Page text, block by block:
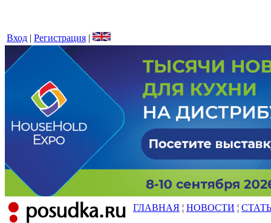
Вход | Регистрация |
ГЛАВНАЯ ¦ НОВОСТИ ¦